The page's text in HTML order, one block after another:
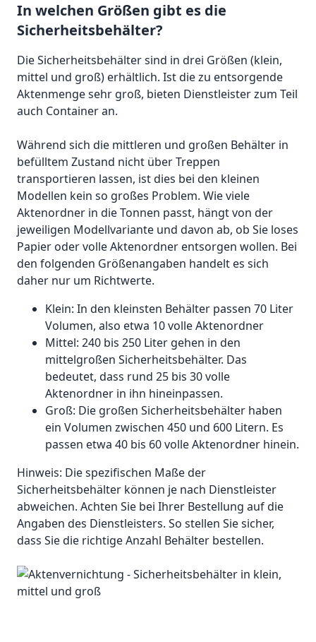
In welchen Größen gibt es die
Sicherheitsbehälter?
Die Sicherheitsbehälter sind in drei Größen (klein,
mittel und groß) erhältlich. Ist die zu entsorgende
Aktenmenge sehr groß, bieten Dienstleister zum Teil
auch Container an.
Während sich die mittleren und großen Behälter in
befülltem Zustand nicht über Treppen
transportieren lassen, ist dies bei den kleinen
Modellen kein so großes Problem. Wie viele
Aktenordner in die Tonnen passt, hängt von der
jeweiligen Modellvariante und davon ab, ob Sie loses
Papier oder volle Aktenordner entsorgen wollen. Bei
den folgenden Größenangaben handelt es sich
daher nur um Richtwerte.
Klein: In den kleinsten Behälter passen 70 Liter
Volumen, also etwa 10 volle Aktenordner
Mittel: 240 bis 250 Liter gehen in den
mittelgroßen Sicherheitsbehälter. Das
bedeutet, dass rund 25 bis 30 volle
Aktenordner in ihn hineinpassen.
Groß: Die großen Sicherheitsbehälter haben
ein Volumen zwischen 450 und 600 Litern. Es
passen etwa 40 bis 60 volle Aktenordner hinein.
Hinweis: Die spezifischen Maße der
Sicherheitsbehälter können je nach Dienstleister
abweichen. Achten Sie bei Ihrer Bestellung auf die
Angaben des Dienstleisters. So stellen Sie sicher,
dass Sie die richtige Anzahl Behälter bestellen.